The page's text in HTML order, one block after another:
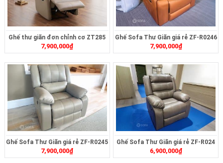
Ghế thư giãn đơn chỉnh cơ ZT285
7,900,000₫
Ghế Sofa Thư Giãn giá rẻ ZF-R0246
7,900,000₫
Ghế Sofa Thư Giãn giá rẻ ZF-R0245
7,900,000₫
Ghế Sofa Thư Giãn giá rẻ ZF-R024
6,900,000₫